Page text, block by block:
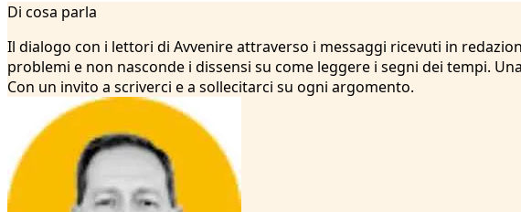
2
...
7
8
9
Di cosa parla
Il dialogo con i lettori di Avvenire attraverso i messaggi ricevuti in
problemi e non nasconde i dissensi su come leggere i segni dei tempi.
Con un invito a scriverci e a sollecitarci su ogni argomento.